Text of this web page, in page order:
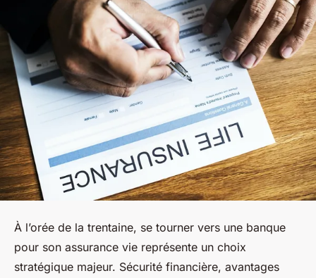
À l’orée de la trentaine, se tourner vers une banque
pour son assurance vie représente un choix
stratégique majeur. Sécurité financière, avantages